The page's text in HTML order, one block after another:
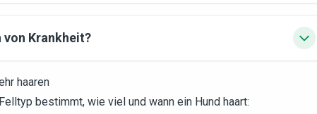
von Krankheit?
haaren
bestimmt, wie viel und wann ein Hund haart: